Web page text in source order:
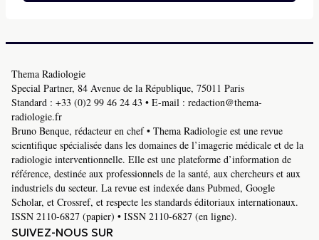
Thema Radiologie
Special Partner, 84 Avenue de la République, 75011 Paris
Standard : +33 (0)2 99 46 24 43 • E-mail : redaction@thema-
radiologie.fr
Bruno Benque, rédacteur en chef • Thema Radiologie est une revue
scientifique spécialisée dans les domaines de l’imagerie médicale et de la
radiologie interventionnelle. Elle est une plateforme d’information de
référence, destinée aux professionnels de la santé, aux chercheurs et aux
industriels du secteur. La revue est indexée dans Pubmed, Google
Scholar, et Crossref, et respecte les standards éditoriaux internationaux.
ISSN 2110-6827 (papier) • ISSN 2110-6827 (en ligne).
SUIVEZ-NOUS SUR